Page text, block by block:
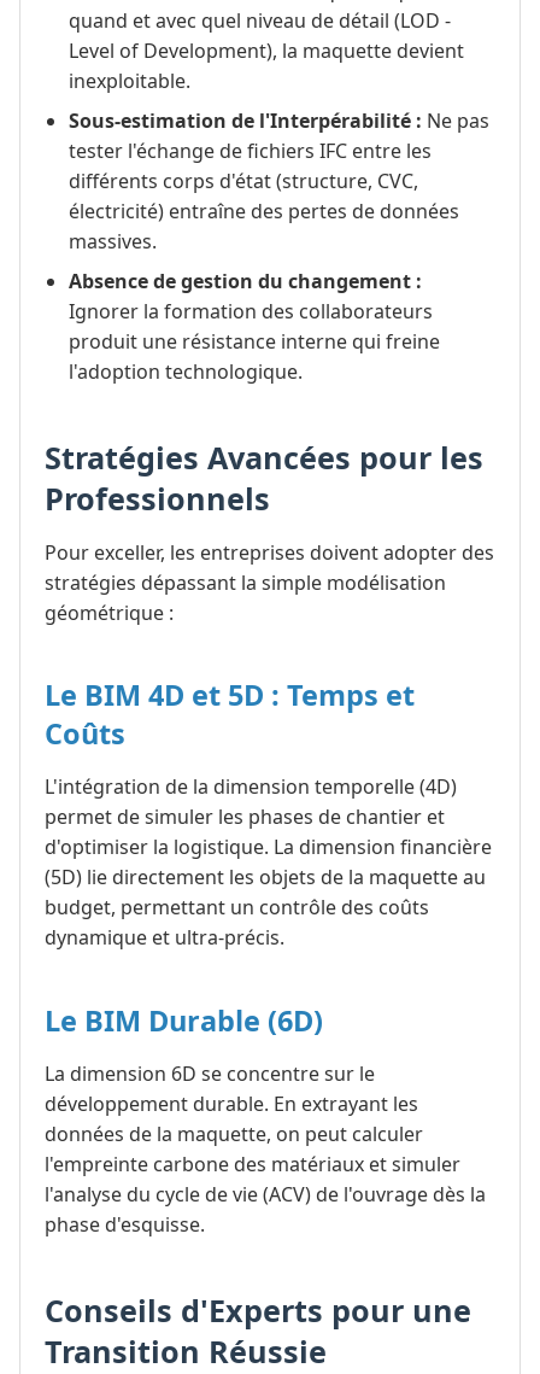
quand et avec quel niveau de détail (LOD -
Level of Development), la maquette devient
inexploitable.
Sous-estimation de l'Interpérabilité : Ne pas
tester l'échange de fichiers IFC entre les
différents corps d'état (structure, CVC,
électricité) entraîne des pertes de données
massives.
Absence de gestion du changement :
Ignorer la formation des collaborateurs
produit une résistance interne qui freine
l'adoption technologique.
Stratégies Avancées pour les
Professionnels
Pour exceller, les entreprises doivent adopter des
stratégies dépassant la simple modélisation
géométrique :
Le BIM 4D et 5D : Temps et
Coûts
L'intégration de la dimension temporelle (4D)
permet de simuler les phases de chantier et
d'optimiser la logistique. La dimension financière
(5D) lie directement les objets de la maquette au
budget, permettant un contrôle des coûts
dynamique et ultra-précis.
Le BIM Durable (6D)
La dimension 6D se concentre sur le
développement durable. En extrayant les
données de la maquette, on peut calculer
l'empreinte carbone des matériaux et simuler
l'analyse du cycle de vie (ACV) de l'ouvrage dès la
phase d'esquisse.
Conseils d'Experts pour une
Transition Réussie